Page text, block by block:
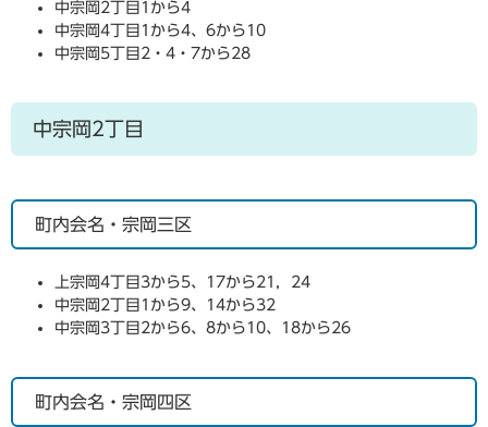
中宗岡2丁目1から4
中宗岡4丁目1から4、6から10
中宗岡5丁目2・4・7から28
中宗岡2丁目
町内会名・宗岡三区
上宗岡4丁目3から5、17から21，24
中宗岡2丁目1から9、14から32
中宗岡3丁目2から6、8から10、18から26
町内会名・宗岡四区